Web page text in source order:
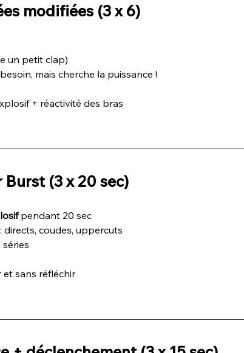
modifiées (3 x 6)
un petit clap)
mais cherche la puissance !
+ réactivité des bras
(3 x 20 sec)
pendant 20 sec
directs, coudes, uppercuts
séries
et sans réfléchir